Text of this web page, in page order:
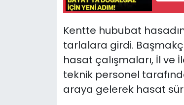
Kentte hububat
tarlalara girdi.
hasat çalışmaları, İl ve
teknik personel
araya gelerek hasat